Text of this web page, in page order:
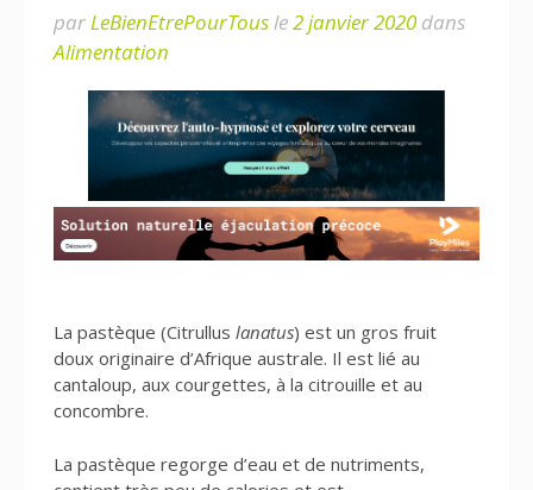
parLeBienEtrePourTousle2 janvier 2020 dans
Alimentation
La pastèque (Citrullus lanatus) est un gros fruit
doux originaire d’Afrique australe. Il est lié au
cantaloup, aux courgettes, à la citrouille et au
concombre.
La pastèque regorge d’eau et de nutriments,